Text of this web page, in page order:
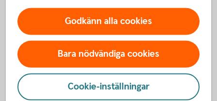
Mer information
Våra temafonder / branschfonder
(swedbank-aktiellt.se)
Fondtyper - lär dig mer om olika typer avfonder
Fonder - börjafondspara
Godkänn alla cookies
Bara nödvändiga cookies
Cookie-inställningar